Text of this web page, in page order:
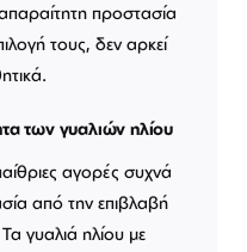
προστασία
τους, δεν αρκεί
των γυαλιών ηλίου
αγορές συχνά
από την επιβλαβή
γυαλιά ηλίου με